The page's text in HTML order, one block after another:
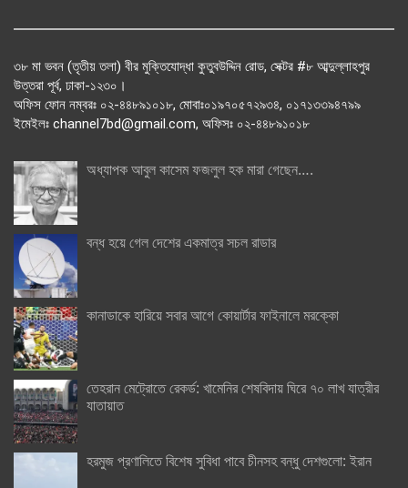
৩৮ মা ভবন (তৃতীয় তলা) বীর মুক্তিযোদ্ধা কুতুবউদ্দিন রোড, সেক্টর #৮ আব্দুল্লাহপুর
উত্তরা পূর্ব, ঢাকা-১২৩০।
অফিস ফোন নম্বরঃ ০২-৪৪৮৯১০১৮, মোবাঃ০১৯৭০৫৭২৯৩৪, ০১৭১৩৩৯৪৭৯৯
ইমেইলঃ channel7bd@gmail.com, অফিসঃ ০২-৪৪৮৯১০১৮
অধ্যাপক আবুল কাসেম ফজলুল হক মারা গেছেন….
বন্ধ হয়ে গেল দেশের একমাত্র সচল রাডার
কানাডাকে হারিয়ে সবার আগে কোয়ার্টার ফাইনালে মরক্কো
তেহরান মেট্রোতে রেকর্ড: খামেনির শেষবিদায় ঘিরে ৭০ লাখ যাত্রীর
যাতায়াত
হরমুজ প্রণালিতে বিশেষ সুবিধা পাবে চীনসহ বন্ধু দেশগুলো: ইরান